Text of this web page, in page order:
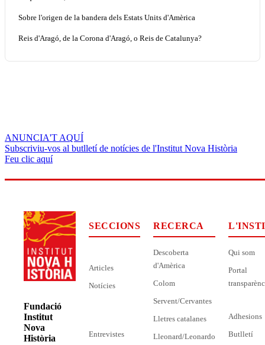
Sobre l'origen de la bandera dels Estats Units d'Amèrica
Reis d'Aragó, de la Corona d'Aragó, o Reis de Catalunya?
ANUNCIA'T AQUÍ
Subscriviu-vos al butlletí de notícies de l'Institut Nova Història
Feu clic aquí
Fundació
Institut
Nova
Història
SECCIONS
Articles
Notícies
Entrevistes
RECERCA
Descoberta
d'Amèrica
Colom
Servent/Cervantes
Lletres catalanes
Lleonard/Leonardo
Qui som
Portal
Adhesions
Butlletí